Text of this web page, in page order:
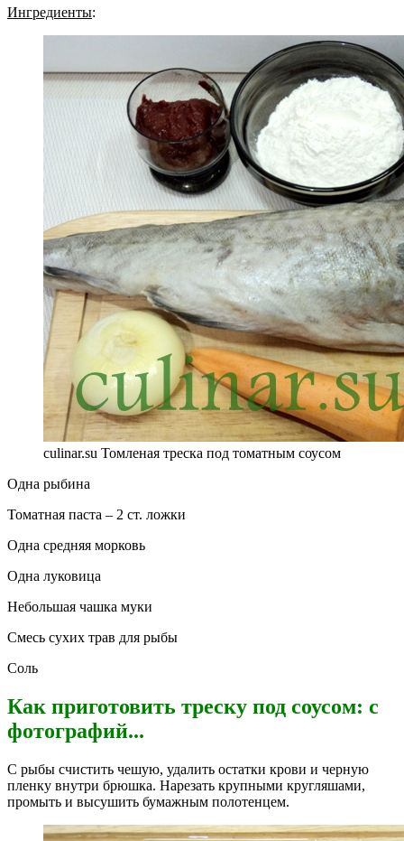
Ингредиенты:
culinar.su Томленая треска под томатным соусом
Одна рыбина
Томатная паста – 2 ст. ложки
Одна средняя морковь
Одна луковица
Небольшая чашка муки
Смесь сухих трав для рыбы
Соль
Как приготовить треску под соусом: с
фотографий...
С рыбы счистить чешую, удалить остатки крови и черную
пленку внутри брюшка. Нарезать крупными кругляшами,
промыть и высушить бумажным полотенцем.